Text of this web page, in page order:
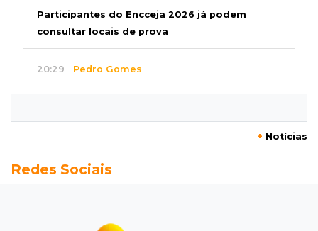
Participantes do Encceja 2026 já podem
consultar locais de prova
20:29 Pedro Gomes
Pantanal treina em Goiânia antes de jogo que
Campeonato Brasileiro
+ Notícias
Redes Sociais